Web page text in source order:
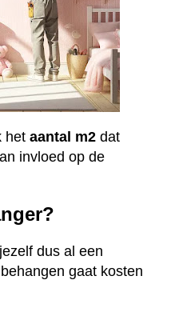
het aantal m2 dat
invloed op de
dus al een
gaat kosten